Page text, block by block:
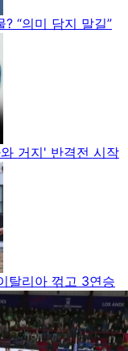
“의미 담지 말길”
거지' 반격전 시작
탈리아 꺾고 3연승